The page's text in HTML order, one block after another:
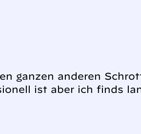
ganzen anderen
ist aber ich finds